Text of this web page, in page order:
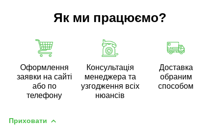
Як ми працюємо?
Оформлення
заявки на сайті
або по
телефону
Консультація
менеджера та
узгодження всіх
нюансів
Доставка
обраним
способом
Приховати